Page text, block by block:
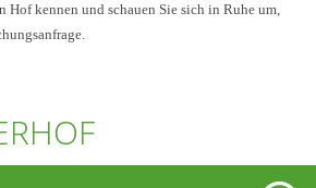
Hof kennen und schauen Sie sich in Ruhe um,